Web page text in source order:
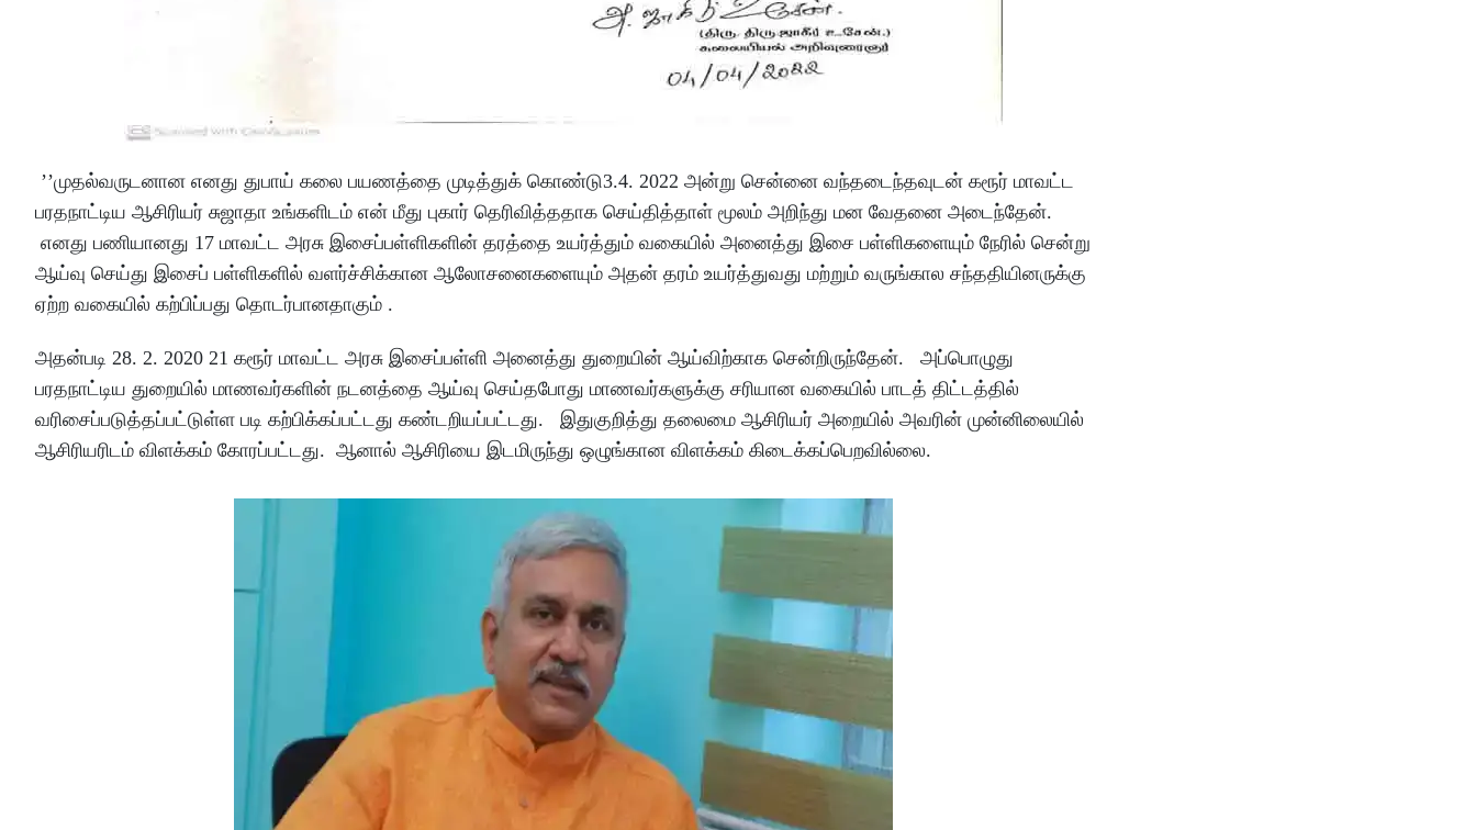
’’முதல்வருடனான எனது துபாய் கலை பயணத்தை முடித்துக் கொண்டு3.4. 2022 அன்று சென்னை வந்தடைந்தவுடன் கரூர் மாவட்ட
பரதநாட்டிய ஆசிரியர் சுஜாதா உங்களிடம் என் மீது புகார் தெரிவித்ததாக செய்தித்தாள் மூலம் அறிந்து மன வேதனை அடைந்தேன்.
எனது பணியானது 17 மாவட்ட அரசு இசைப்பள்ளிகளின் தரத்தை உயர்த்தும் வகையில் அனைத்து இசை பள்ளிகளையும் நேரில் சென்று
ஆய்வு செய்து இசைப் பள்ளிகளில் வளர்ச்சிக்கான ஆலோசனைகளையும் அதன் தரம் உயர்த்துவது மற்றும் வருங்கால சந்ததியினருக்கு
ஏற்ற வகையில் கற்பிப்பது தொடர்பானதாகும் .
அதன்படி 28. 2. 2020 21 கரூர் மாவட்ட அரசு இசைப்பள்ளி அனைத்து துறையின் ஆய்விற்காக சென்றிருந்தேன். அப்பொழுது
பரதநாட்டிய துறையில் மாணவர்களின் நடனத்தை ஆய்வு செய்தபோது மாணவர்களுக்கு சரியான வகையில் பாடத் திட்டத்தில்
வரிசைப்படுத்தப்பட்டுள்ள படி கற்பிக்கப்பட்டது கண்டறியப்பட்டது. இதுகுறித்து தலைமை ஆசிரியர் அறையில் அவரின் முன்னிலையில்
ஆசிரியரிடம் விளக்கம் கோரப்பட்டது. ஆனால் ஆசிரியை இடமிருந்து ஒழுங்கான விளக்கம் கிடைக்கப்பெறவில்லை.